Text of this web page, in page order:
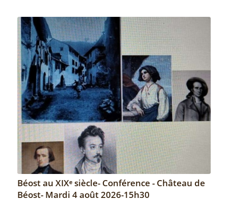
Béost au XIXᵉ siècle- Conférence - Château de
Béost- Mardi 4 août 2026-15h30